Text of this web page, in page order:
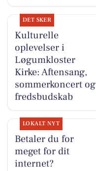
DET SKER
Kulturelle
oplevelser i
Løgumkloster
Kirke: Aftensang,
sommerkoncert og
fredsbudskab
LOKALT NYT
Betaler du for
meget for dit
internet?